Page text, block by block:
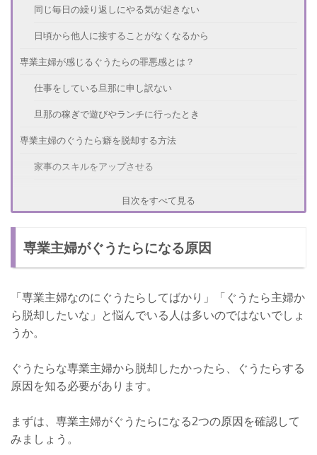
同じ毎日の繰り返しにやる気が起きない
日頃から他人に接することがなくなるから
専業主婦が感じるぐうたらの罪悪感とは？
仕事をしている旦那に申し訳ない
旦那の稼ぎで遊びやランチに行ったとき
専業主婦のぐうたら癖を脱却する方法
家事のスキルをアップさせる
家族みんなが癒しを感じる家庭を築ける主婦を目指そう！
ぐうたらしないように気をつけよう！
目次をすべて見る
専業主婦がぐうたらになる原因
「専業主婦なのにぐうたらしてばかり」「ぐうたら主婦か
ら脱却したいな」と悩んでいる人は多いのではないでしょ
うか。
ぐうたらな専業主婦から脱却したかったら、ぐうたらする
原因を知る必要があります。
まずは、専業主婦がぐうたらになる2つの原因を確認して
みましょう。